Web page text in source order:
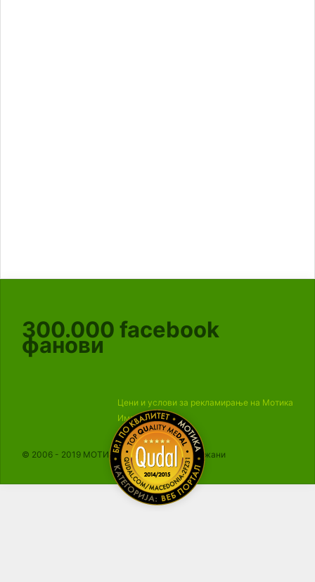
300.000 facebook
фанови
Цени и услови за рекламирање на Мотика
Импресум
© 2006 - 2019 МОТИКА, Сите права се задржани